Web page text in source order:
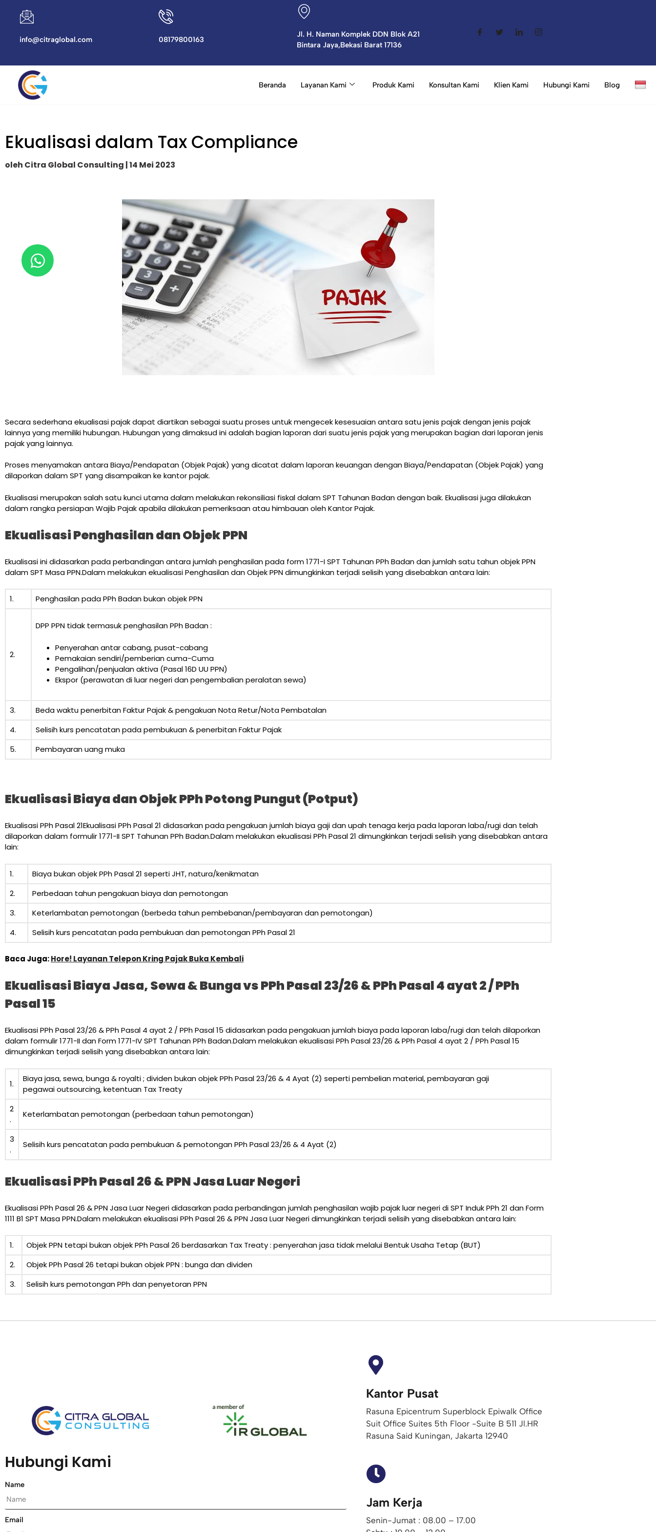
info@citraglobal.com 08179800163
Jl. H. Naman Komplek DDN Blok A21
Bintara Jaya,Bekasi Barat 17136
Beranda Layanan Kami Produk Kami Konsultan Kami Klien Kami Hubungi Kami Blog
Ekualisasi dalam Tax Compliance
oleh Citra Global Consulting | 14 Mei 2023
Secara sederhana ekualisasi pajak dapat diartikan sebagai suatu proses untuk mengecek kesesuaian antara satu jenis pajak dengan jenis pajak
lainnya yang memiliki hubungan. Hubungan yang dimaksud ini adalah bagian laporan dari suatu jenis pajak yang merupakan bagian dari laporan jenis
pajak yang lainnya.
Proses menyamakan antara Biaya/Pendapatan (Objek Pajak) yang dicatat dalam laporan keuangan dengan Biaya/Pendapatan (Objek Pajak) yang
dilaporkan dalam SPT yang disampaikan ke kantor pajak.
Ekualisasi merupakan salah satu kunci utama dalam melakukan rekonsiliasi fiskal dalam SPT Tahunan Badan dengan baik. Ekualisasi juga dilakukan
dalam rangka persiapan Wajib Pajak apabila dilakukan pemeriksaan atau himbauan oleh Kantor Pajak.
Ekualisasi Penghasilan dan Objek PPN
Ekualisasi ini didasarkan pada perbandingan antara jumlah penghasilan pada form 1771-I SPT Tahunan PPh Badan dan jumlah satu tahun objek PPN
dalam SPT Masa PPN.Dalam melakukan ekualisasi Penghasilan dan Objek PPN dimungkinkan terjadi selisih yang disebabkan antara lain:
1. Penghasilan pada PPh Badan bukan objek PPN
2.
DPP PPN tidak termasuk penghasilan PPh Badan :
Penyerahan antar cabang, pusat-cabang
Pemakaian sendiri/pemberian cuma-Cuma
Pengalihan/penjualan aktiva (Pasal 16D UU PPN)
Ekspor (perawatan di luar negeri dan pengembalian peralatan sewa)
3.
Beda waktu penerbitan Faktur Pajak & pengakuan Nota Retur/Nota Pembatalan
4.
Selisih kurs pencatatan pada pembukuan & penerbitan Faktur Pajak
5.
Pembayaran uang muka
Ekualisasi Biaya dan Objek PPh Potong Pungut (Potput)
Ekualisasi PPh Pasal 21Ekualisasi PPh Pasal 21 didasarkan pada pengakuan jumlah biaya gaji dan upah tenaga kerja pada laporan laba/rugi dan telah
dilaporkan dalam formulir 1771-II SPT Tahunan PPh Badan.Dalam melakukan ekualisasi PPh Pasal 21 dimungkinkan terjadi selisih yang disebabkan antara
lain:
1.
Biaya bukan objek PPh Pasal 21 seperti JHT, natura/kenikmatan
2.
Perbedaan tahun pengakuan biaya dan pemotongan
3.
Keterlambatan pemotongan (berbeda tahun pembebanan/pembayaran dan pemotongan)
4.
Selisih kurs pencatatan pada pembukuan dan pemotongan PPh Pasal 21
Baca Juga:Hore! Layanan Telepon Kring Pajak Buka Kembali
Ekualisasi Biaya Jasa, Sewa & Bunga vs PPh Pasal 23/26 & PPh Pasal 4 ayat 2 / PPh
Pasal 15
Ekualisasi PPh Pasal 23/26 & PPh Pasal 4 ayat 2 / PPh Pasal 15 didasarkan pada pengakuan jumlah biaya pada laporan laba/rugi dan telah dilaporkan
dalam formulir 1771-II dan Form 1771-IV SPT Tahunan PPh Badan.Dalam melakukan ekualisasi PPh Pasal 23/26 & PPh Pasal 4 ayat 2 / PPh Pasal 15
dimungkinkan terjadi selisih yang disebabkan antara lain:
1.
Biaya jasa, sewa, bunga & royalti ; dividen bukan objek PPh Pasal 23/26 & 4 Ayat (2) seperti pembelian material, pembayaran gaji
pegawai outsourcing, ketentuan Tax Treaty
2
.
Keterlambatan pemotongan (perbedaan tahun pemotongan)
3
.
Selisih kurs pencatatan pada pembukuan & pemotongan PPh Pasal 23/26 & 4 Ayat (2)
Ekualisasi PPh Pasal 26 & PPN Jasa Luar Negeri
Ekualisasi PPh Pasal 26 & PPN Jasa Luar Negeri didasarkan pada perbandingan jumlah penghasilan wajib pajak luar negeri di SPT Induk PPh 21 dan Form
1111 B1 SPT Masa PPN.Dalam melakukan ekualisasi PPh Pasal 26 & PPN Jasa Luar Negeri dimungkinkan terjadi selisih yang disebabkan antara lain:
1.
Objek PPN tetapi bukan objek PPh Pasal 26 berdasarkan Tax Treaty : penyerahan jasa tidak melalui Bentuk Usaha Tetap (BUT)
2.
Objek PPh Pasal 26 tetapi bukan objek PPN : bunga dan dividen
3.
Selisih kurs pemotongan PPh dan penyetoran PPN
Hubungi Kami
Name
Email
Kantor Pusat
Rasuna Epicentrum Superblock Epiwalk Office
Suit Office Suites 5th Floor -Suite B 511 Jl.HR
Rasuna Said Kuningan, Jakarta 12940
Jam Kerja
Senin-Jumat : 08.00 – 17.00